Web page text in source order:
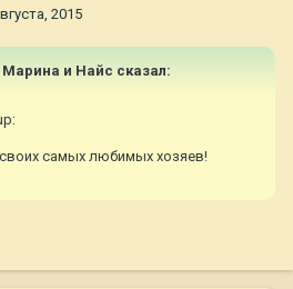
2015
Марина и Найс сказал:
самых любимых хозяев!